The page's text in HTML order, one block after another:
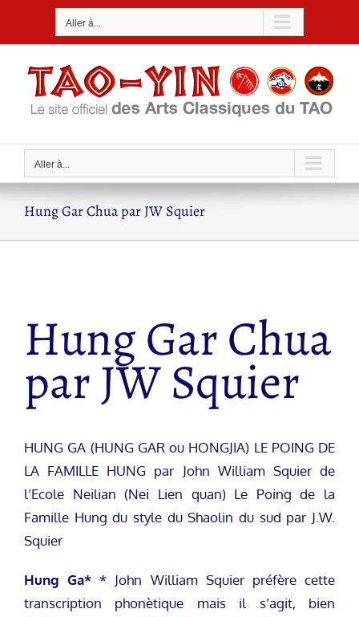
Aller à...
Aller à...
Hung Gar Chua par JW Squier
Hung Gar Chua
par JW Squier
HUNG GA (HUNG GAR ou HONGJIA) LE POING DE
LA FAMILLE HUNG par John William Squier de
l’Ecole Neilian (Nei Lien quan) Le Poing de la
Famille Hung du style du Shaolin du sud par J.W.
Squier
Hung Ga* * John William Squier préfère cette
transcription phonètique mais il s’agit, bien